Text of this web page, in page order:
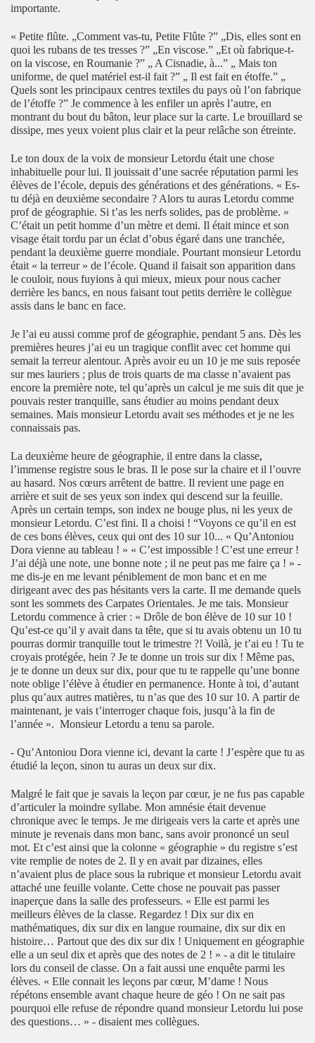
importante.
« Petite flûte. „Comment vas-tu, Petite Flûte ?” „Dis, elles sont en
quoi les rubans de tes tresses ?” „En viscose.” „Et où fabrique-t-
on la viscose, en Roumanie ?” „ A Cisnadie, à...” „ Mais ton
uniforme, de quel matériel est-il fait ?” „ Il est fait en étoffe.” „
Quels sont les principaux centres textiles du pays où l’on fabrique
de l’étoffe ?” Je commence à les enfiler un après l’autre, en
montrant du bout du bâton, leur place sur la carte. Le brouillard se
dissipe, mes yeux voient plus clair et la peur relâche son étreinte.
Le ton doux de la voix de monsieur Letordu était une chose
inhabituelle pour lui. Il jouissait d’une sacrée réputation parmi les
élèves de l’école, depuis des générations et des générations. « Es-
tu déjà en deuxième secondaire ? Alors tu auras Letordu comme
prof de géographie. Si t’as les nerfs solides, pas de problème. »
C’était un petit homme d’un mètre et demi. Il était mince et son
visage était tordu par un éclat d’obus égaré dans une tranchée,
pendant la deuxième guerre mondiale. Pourtant monsieur Letordu
était « la terreur » de l’école. Quand il faisait son apparition dans
le couloir, nous fuyions à qui mieux, mieux pour nous cacher
derrière les bancs, en nous faisant tout petits derrière le collègue
assis dans le banc en face.
Je l’ai eu aussi comme prof de géographie, pendant 5 ans. Dès les
premières heures j’ai eu un tragique conflit avec cet homme qui
semait la terreur alentour. Après avoir eu un 10 je me suis reposée
sur mes lauriers ; plus de trois quarts de ma classe n’avaient pas
encore la première note, tel qu’après un calcul je me suis dit que je
pouvais rester tranquille, sans étudier au moins pendant deux
semaines. Mais monsieur Letordu avait ses méthodes et je ne les
connaissais pas.
La deuxième heure de géographie, il entre dans la classe,
l’immense registre sous le bras. Il le pose sur la chaire et il l’ouvre
au hasard. Nos cœurs arrêtent de battre. Il revient une page en
arrière et suit de ses yeux son index qui descend sur la feuille.
Après un certain temps, son index ne bouge plus, ni les yeux de
monsieur Letordu. C’est fini. Il a choisi ! “Voyons ce qu’il en est
de ces bons élèves, ceux qui ont des 10 sur 10... « Qu’Antoniou
Dora vienne au tableau ! » « C’est impossible ! C’est une erreur !
J’ai déjà une note, une bonne note ; il ne peut pas me faire ça ! » -
me dis-je en me levant péniblement de mon banc et en me
dirigeant avec des pas hésitants vers la carte. Il me demande quels
sont les sommets des Carpates Orientales. Je me tais. Monsieur
Letordu commence à crier : « Drôle de bon élève de 10 sur 10 !
Qu’est-ce qu’il y avait dans ta tête, que si tu avais obtenu un 10 tu
pourras dormir tranquille tout le trimestre ?! Voilà, je t’ai eu ! Tu te
croyais protégée, hein ? Je te donne un trois sur dix ! Même pas,
je te donne un deux sur dix, pour que tu te rappelle qu’une bonne
note oblige l’élève à étudier en permanence. Honte à toi, d’autant
plus qu’aux autres matières, tu n’as que des 10 sur 10. A partir de
maintenant, je vais t’interroger chaque fois, jusqu’à la fin de
l’année ». Monsieur Letordu a tenu sa parole.
- Qu’Antoniou Dora vienne ici, devant la carte ! J’espère que tu as
étudié la leçon, sinon tu auras un deux sur dix.
Malgré le fait que je savais la leçon par cœur, je ne fus pas capable
d’articuler la moindre syllabe. Mon amnésie était devenue
chronique avec le temps. Je me dirigeais vers la carte et après une
minute je revenais dans mon banc, sans avoir prononcé un seul
mot. Et c’est ainsi que la colonne « géographie » du registre s’est
vite remplie de notes de 2. Il y en avait par dizaines, elles
n’avaient plus de place sous la rubrique et monsieur Letordu avait
attaché une feuille volante. Cette chose ne pouvait pas passer
inaperçue dans la salle des professeurs. « Elle est parmi les
meilleurs élèves de la classe. Regardez ! Dix sur dix en
mathématiques, dix sur dix en langue roumaine, dix sur dix en
histoire… Partout que des dix sur dix ! Uniquement en géographie
elle a un seul dix et après que des notes de 2 ! » - a dit le titulaire
lors du conseil de classe. On a fait aussi une enquête parmi les
élèves. « Elle connait les leçons par cœur, M’dame ! Nous
répétons ensemble avant chaque heure de géo ! On ne sait pas
pourquoi elle refuse de répondre quand monsieur Letordu lui pose
des questions… » - disaient mes collègues.